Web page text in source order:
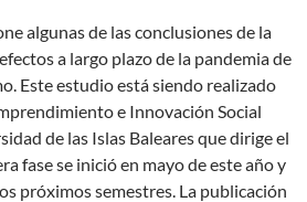
algunas de las conclusiones de la
a largo plazo de la pandemia de
Este estudio está siendo realizado
e Innovación Social
de las Islas Baleares que dirige el
fase se inició en mayo de este año y
próximos semestres. La publicación